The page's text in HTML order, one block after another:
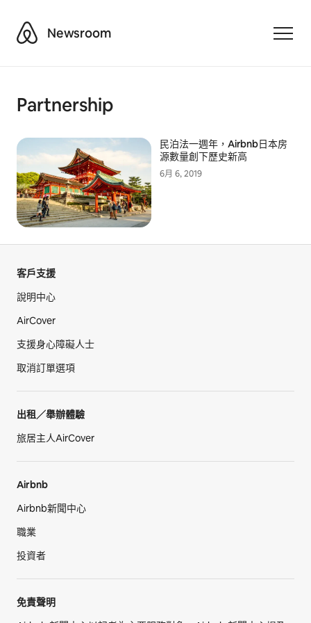
AirbnbNewsroom
Partnership
民泊法一週年，Airbnb日本房
源數量創下歷史新高
6月 6, 2019
客戶支援
說明中心
AirCover
支援身心障礙人士
取消訂單選項
出租／舉辦體驗
旅居主人AirCover
Airbnb
Airbnb新聞中心
職業
投資者
免責聲明